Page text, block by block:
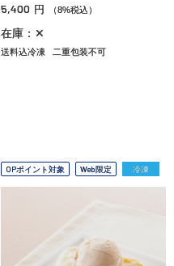
5,400 円 （8%税込）
在庫：✕
送料込冷凍 二重包装不可
OPポイント対象 Web限定 冷凍